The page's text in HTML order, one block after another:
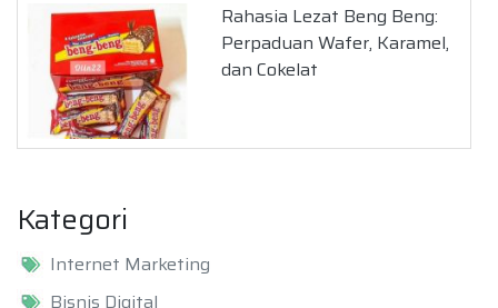
Rahasia Lezat Beng Beng:
Perpaduan Wafer, Karamel,
dan Cokelat
Kategori
Internet Marketing
Bisnis Digital